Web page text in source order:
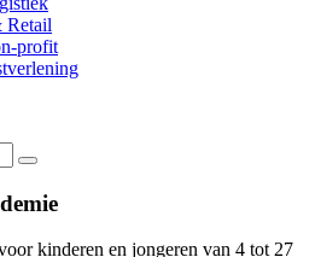
Retail
profit
kinderen en jongeren van 4 tot 27